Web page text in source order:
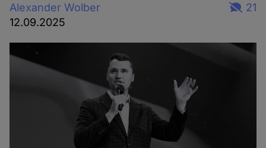
Alexander Wolber
12.09.2025
21